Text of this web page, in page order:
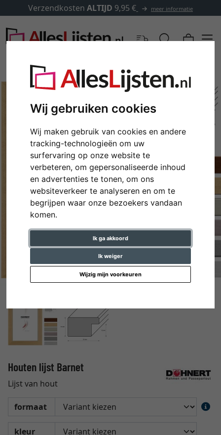
Wij gebruiken cookies
Wij maken gebruik van cookies en andere
tracking-technologieën om uw
surfervaring op onze website te
verbeteren, om gepersonaliseerde inhoud
en advertenties te tonen, om ons
websiteverkeer te analyseren en om te
begrijpen waar onze bezoekers vandaan
komen.
Ik ga akkoord
Ik weiger
Wijzig mijn voorkeuren
Verzendkosten ALTIJD 9,95 € meer informatie
Terug
Houten lijst Barnet
Lijst van hout
formaat
kleur